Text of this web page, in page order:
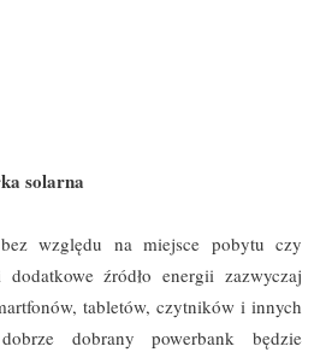
solarna
względu na miejsce pobytu czy
źródło energii zazwyczaj
tabletów, czytników i innych
dobrany powerbank będzie